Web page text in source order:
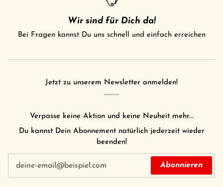
Wir sind für Dich da!
Bei Fragen kannst Du uns schnell und einfach erreichen
Jetzt zu unserem Newsletter anmelden!
Verpasse keine Aktion und keine Neuheit mehr...
Du kannst Dein Abonnement natürlich jederzeit wieder
beenden!
Abonnieren